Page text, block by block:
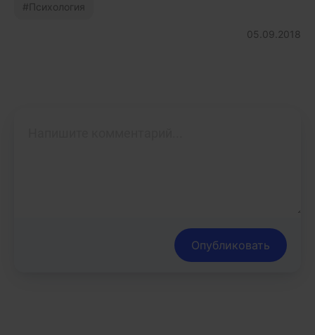
Психология
05.09.2018
Опубликовать